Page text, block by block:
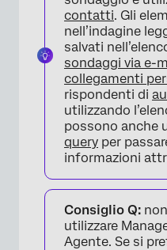
contatti. Gli
nell’indagine
salvati
sondaggi via e-
collegamenti
rispondenti di
utilizzando
possono anche
query per
informazioni
Consiglio Q:
utilizzare
Agente. Se si